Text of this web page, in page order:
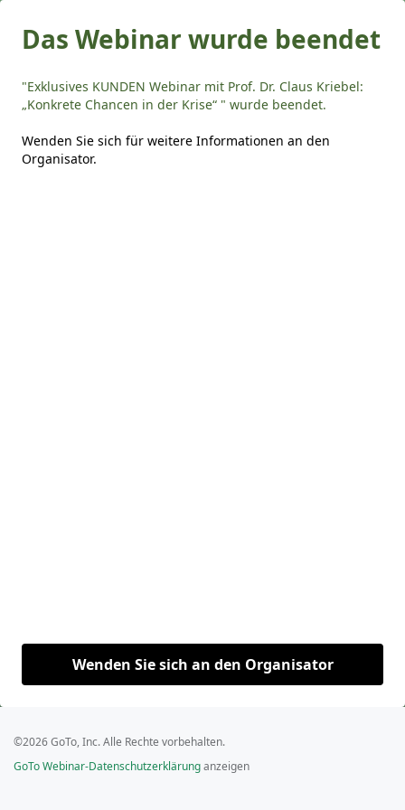
Das Webinar wurde beendet
"Exklusives KUNDEN Webinar mit Prof. Dr. Claus Kriebel:
„Konkrete Chancen in der Krise“ " wurde beendet.
Wenden Sie sich für weitere Informationen an den
Organisator.
Wenden Sie sich an den Organisator
©2026 GoTo, Inc. Alle Rechte vorbehalten.
GoTo Webinar-Datenschutzerklärunganzeigen